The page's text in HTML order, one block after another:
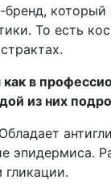
который
То есть
в
из них
эпидермиса.